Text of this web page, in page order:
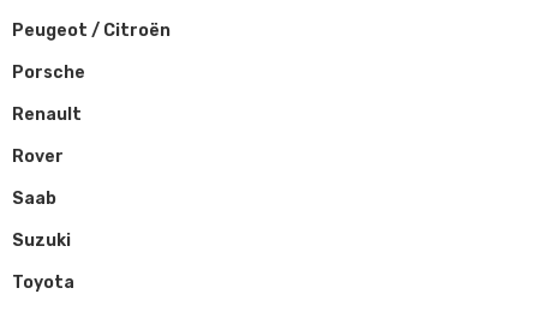
Peugeot / Citroën
Porsche
Renault
Rover
Saab
Suzuki
Toyota